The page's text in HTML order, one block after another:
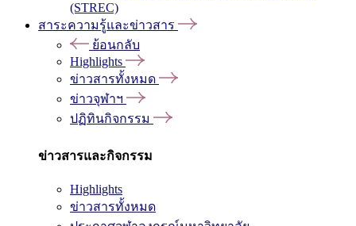
(STREC)
สาระความรู้และข่าวสาร
ย้อนกลับ
Highlights
ข่าวสารทั้งหมด
ข่าวจุฬาฯ
ปฏิทินกิจกรรม
ข่าวสารและกิจกรรม
Highlights
ข่าวสารทั้งหมด